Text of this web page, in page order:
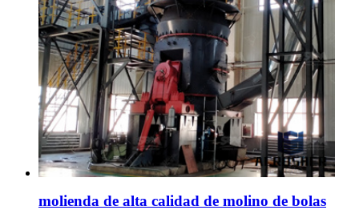
molienda de alta calidad de molino de bolas